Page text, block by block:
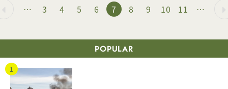
… 3 4 5 6 7 8 9 10 11 …
POPULAR